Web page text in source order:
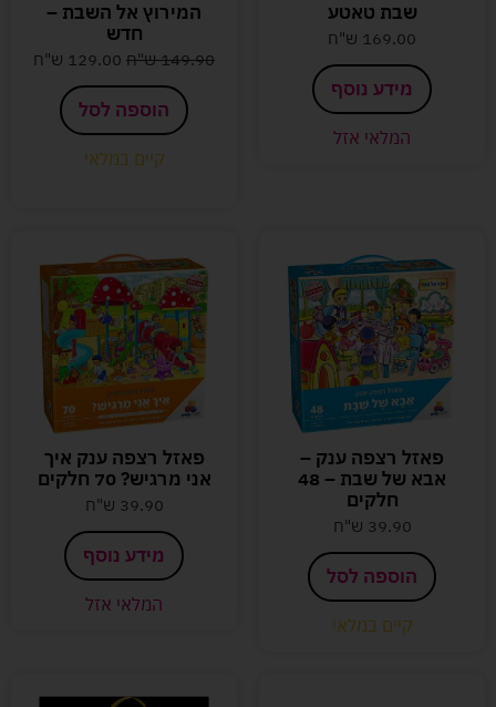
שבת טאטע
169.00 ש"ח
מידע נוסף
המלאי אזל
המירוץ אל השבת –
חדש
149.90 ש"ח 129.00 ש"ח
הוספה לסל
קיים במלאי
פאזל רצפה ענק –
אבא של שבת – 48
חלקים
39.90 ש"ח
הוספה לסל
קיים במלאי
פאזל רצפה ענק איך
אני מרגיש? 70 חלקים
39.90 ש"ח
מידע נוסף
המלאי אזל